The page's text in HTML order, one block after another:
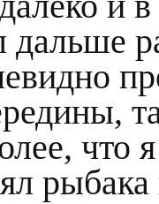
дальше
что